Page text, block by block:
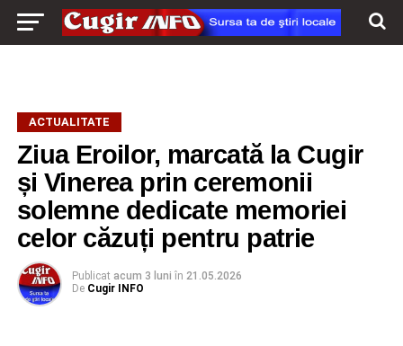
ACTUALITATE
Ziua Eroilor, marcată la Cugir
și Vinerea prin ceremonii
solemne dedicate memoriei
celor căzuți pentru patrie
Publicat acum 3 luni în 21.05.2026
De Cugir INFO